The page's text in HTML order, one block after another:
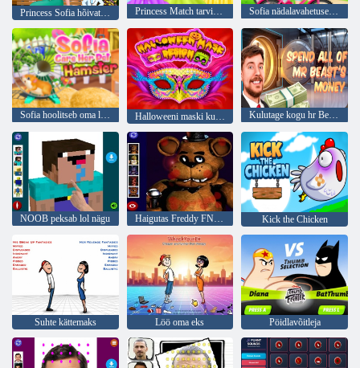
Princess Match tarvikud Sofia nädalavahetusel õnnelik päev
Sofia hoolitseb oma lemmiklooma hamstri eest Kulutage kogu hr Beast'i raha
NOOB peksab lol nägu Haigutas Freddy FNAF-i nägu Kick the Chicken
Suhte kättemaks Löö oma eks Pöidlavõitleja